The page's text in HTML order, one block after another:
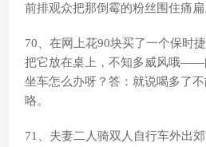
前排观众把那倒霉的粉丝围住痛扁
70、在网上花90块买了一个保时
把它放在桌上，不知多威风哦——
坐车怎么办呀？答：就说喝多了
咯。
71、夫妻二人骑双人自行车外出